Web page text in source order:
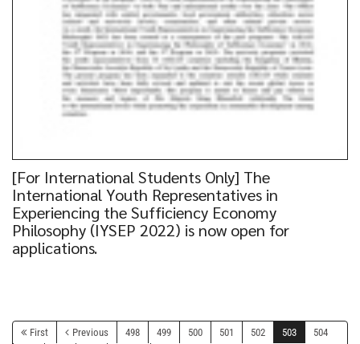
[For International Students Only] The
International Youth Representatives in
Experiencing the Sufficiency Economy
Philosophy (IYSEP 2022) is now open for
applications.
First Previous 498 499 500 501 502 503
504